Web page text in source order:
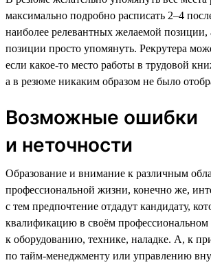
максимально подробно расписать 2–4
наиболее релевантных желаемой позиции,
позиции просто упомянуть. Рекрутера
если какое-то место работы в трудовой
а в резюме никаким образом не было
Возможные ошибки
и неточности
Образование и внимание к различным
профессиональной жизни, конечно же,
с тем предпочтение отдадут кандидату,
квалификацию в своём
к оборудованию, технике, наладке. А, к
по тайм-менеджменту или управлению